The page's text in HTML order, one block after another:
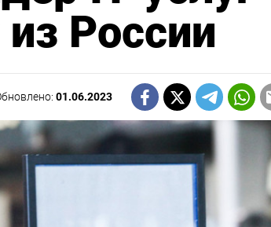
России
01.06.2023